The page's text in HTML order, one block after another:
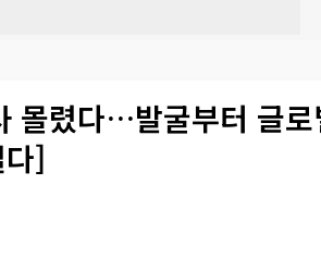
몰렸다…발굴부터 글로
]